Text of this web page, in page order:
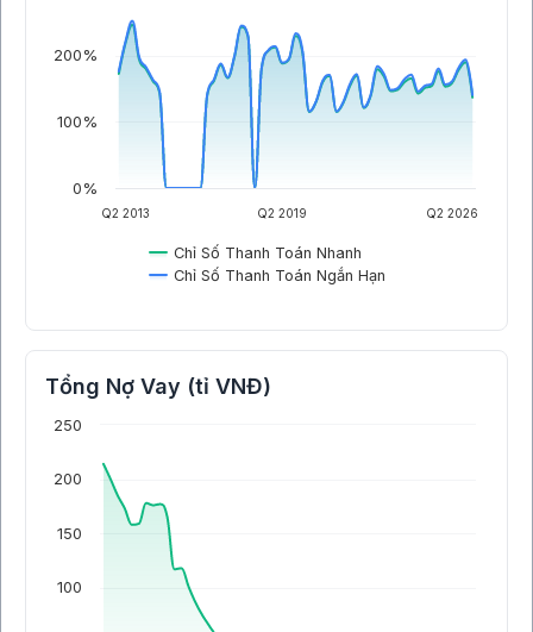
Chỉ Số Thanh Toán Nhanh
Chỉ Số Thanh Toán Ngắn Hạn
Q2 2013 Q2 2019 Q2 2026
0%
100%
200%
Tổng Nợ Vay (tỉ VNĐ)
100
150
200
250